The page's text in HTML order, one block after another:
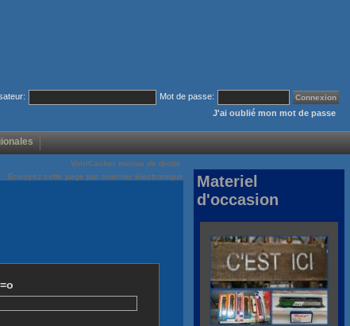
Mot de passe:
J'ai oublié mon mot de passe
Voir/Cacher menus de droite
Envoyez cette page par courrier électronique
Materiel
d'occasion